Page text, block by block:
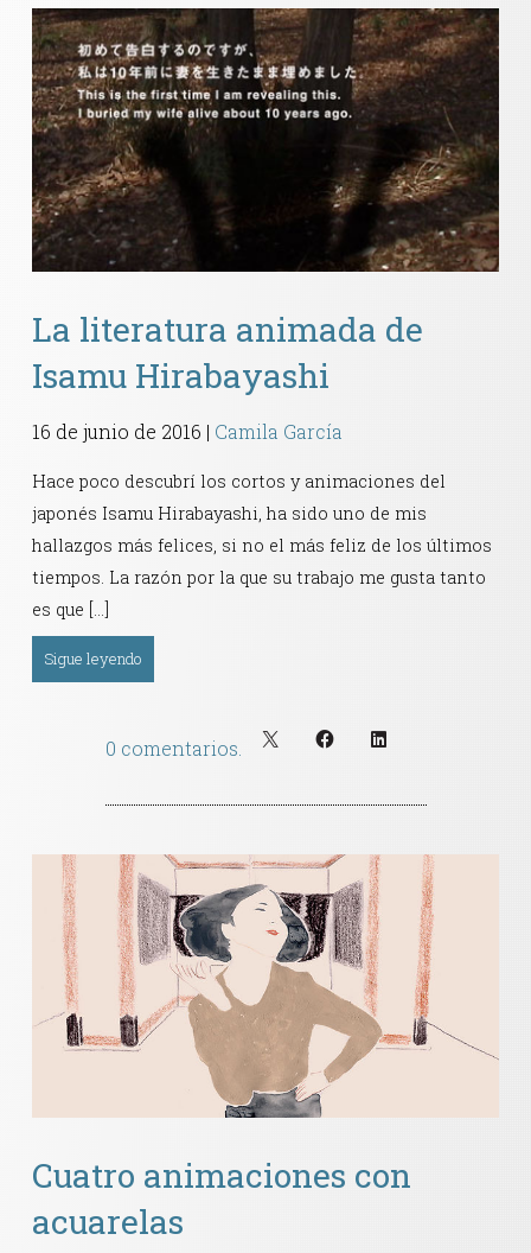
La literatura animada de
Isamu Hirabayashi
16 de junio de 2016 | Camila García
Hace poco descubrí los cortos y animaciones del
japonés Isamu Hirabayashi, ha sido uno de mis
hallazgos más felices, si no el más feliz de los últimos
tiempos. La razón por la que su trabajo me gusta tanto
es que […]
Sigue leyendo
0 comentarios.
Cuatro animaciones con
acuarelas